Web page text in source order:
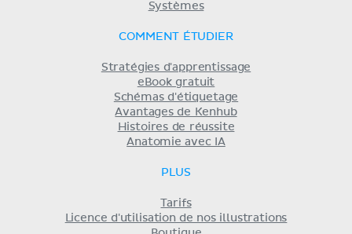
Systèmes
COMMENT ÉTUDIER
Stratégies d'apprentissage
eBook gratuit
Schémas d'étiquetage
Avantages de Kenhub
Histoires de réussite
Anatomie avec IA
PLUS
Tarifs
Licence d'utilisation de nos illustrations